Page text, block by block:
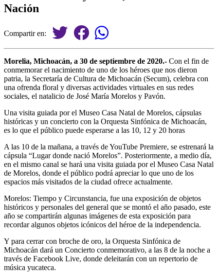
Nación
Compartir en:
Morelia, Michoacán, a 30 de septiembre de 2020.- Con el fin de
conmemorar el nacimiento de uno de los héroes que nos dieron
patria, la Secretaría de Cultura de Michoacán (Secum), celebra con
una ofrenda floral y diversas actividades virtuales en sus redes
sociales, el natalicio de José María Morelos y Pavón.
Una visita guiada por el Museo Casa Natal de Morelos, cápsulas
históricas y un concierto con la Orquesta Sinfónica de Michoacán,
es lo que el público puede esperarse a las 10, 12 y 20 horas
A las 10 de la mañana, a través de YouTube Premiere, se estrenará la
cápsula “Lugar donde nació Morelos”. Posteriormente, a medio día,
en el mismo canal se hará una visita guiada por el Museo Casa Natal
de Morelos, donde el público podrá apreciar lo que uno de los
espacios más visitados de la ciudad ofrece actualmente.
Morelos: Tiempo y Circunstancia, fue una exposición de objetos
históricos y personales del general que se montó el año pasado, este
año se compartirán algunas imágenes de esta exposición para
recordar algunos objetos icónicos del héroe de la independencia.
Y para cerrar con broche de oro, la Orquesta Sinfónica de
Michoacán dará un Concierto conmemorativo, a las 8 de la noche a
través de Facebook Live, donde deleitarán con un repertorio de
música yucateca.